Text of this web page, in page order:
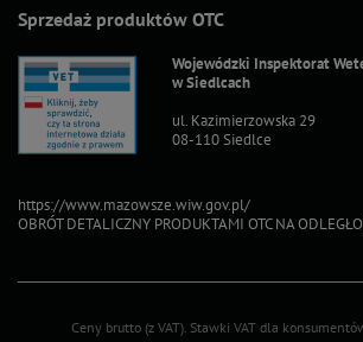
Sprzedaż produktów OTC
Wojewódzki Inspektorat
w Siedlcach
ul. Kazimierzowska 29
08-110 Siedlce
https://www.mazowsze.wiw.gov.pl/
OBRÓT DETALICZNY PRODUKTAMI OTC NA
Ceny brutto (z VAT). Stawki VAT dla